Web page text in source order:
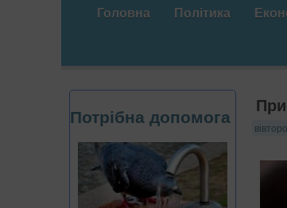
Головна Політика
Потрібна допомога